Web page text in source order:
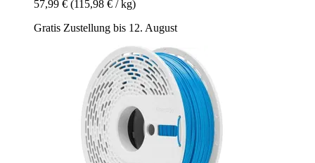
57,99 € (115,98 € / kg)
Gratis Zustellung bis 12. August